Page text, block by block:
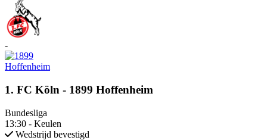
-
1. FC Köln - 1899 Hoffenheim
Bundesliga
13:30 - Keulen
Wedstrijd bevestigd